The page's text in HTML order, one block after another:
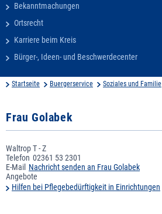
Bekanntmachungen
Ortsrecht
Karriere beim Kreis
Bürger-, Ideen- und Beschwerdecenter
Startseite Buergerservice Soziales und Familie
Frau Golabek
Waltrop T - Z
Telefon 02361 53 2301
E-Mail Nachricht senden an Frau Golabek
Angebote
Hilfen bei Pflegebedürftigkeit in Einrichtungen